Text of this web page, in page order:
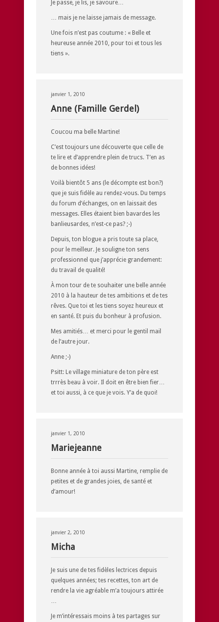
Je passe, je lis, je savoure…
… mais je ne laisse jamais de message.
Une fois n’est pas coutume : « Belle et
heureuse année 2010, pour toi et tous les
tiens ».
janvier 1, 2010
Anne (Famille Gerdel)
Coucou ma belle Martine!
C’est toujours une découverte que celle de
te lire et d’apprendre plein de trucs. T’en as
de bonnes idées!
Voilà bientôt 5 ans (le décompte est bon?)
que je suis fidèle au rendez-vous. Du temps
du forum d’échanges, on en laissait des
messages. Elles étaient bien bavardes les
banlieusardes, n’est-ce pas? ;-)
Depuis, ton blogue a pris toute sa place,
pour le meilleur. Je souligne ton sens
professionnel que j’apprécie grandement:
du travail de qualité!
À mon tour de te souhaiter une belle année
2010 à la hauteur de tes ambitions et de tes
rêves. Que toi et les tiens soyez heureux et
en santé. Et puis du bonheur à profusion.
Mes amitiés… et merci pour le gentil mail
de l’autre jour.
Anne ;-)
Psitt: Le village miniature de ton père est
trrrès beau à voir. Il doit en être bien fier…
et toi aussi, à ce que je vois. Y’a de quoi!
janvier 1, 2010
Mariejeanne
Bonne année à toi aussi Martine, remplie de
petites et de grandes joies, de santé et
d’amour!
janvier 2, 2010
Micha
Je suis une de tes fidèles lectrices depuis
quelques années; tes recettes, ton art de
rendre la vie agréable m’a toujours attirée
…
Je m’intéressais moins à tes partages sur